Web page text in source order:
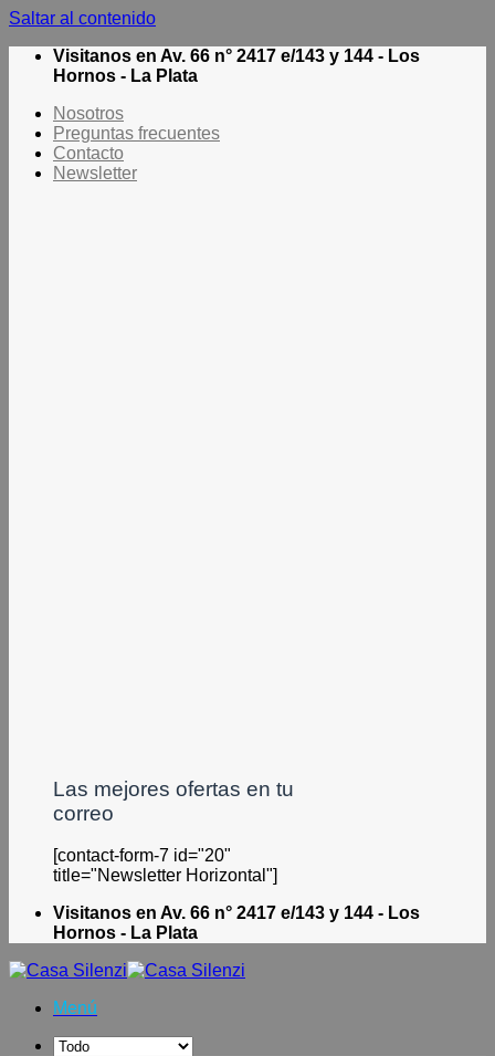
Saltar al contenido
Visitanos en Av. 66 n° 2417 e/143 y 144 - Los
Hornos - La Plata
Nosotros
Preguntas frecuentes
Contacto
Newsletter
Las mejores ofertas en tu
correo
[contact-form-7 id="20"
title="Newsletter Horizontal"]
Visitanos en Av. 66 n° 2417 e/143 y 144 - Los
Hornos - La Plata
Menú